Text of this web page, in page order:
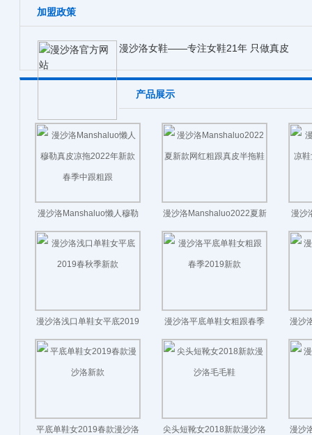
加盟政策
漫沙洛女鞋——专注女鞋21年 只做真皮
产品展示
漫沙洛Manshaluo懒人穆勒
真皮凉拖2022年新款春季中
漫沙洛Manshaluo2022夏新
款网红粗跟真皮半拖鞋
漫沙
女
漫沙洛浅口单鞋女平底2019
春秋季新款
漫沙洛平底单鞋女粗跟春季
2019新款
漫沙
平底单鞋女2019春款漫沙洛 尖头短靴女2018新款漫沙洛 漫沙